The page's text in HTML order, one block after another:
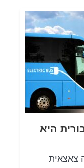
היא
צאצאית